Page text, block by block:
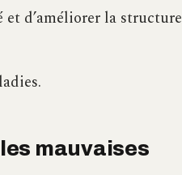
d’améliorer la structure
mauvaises